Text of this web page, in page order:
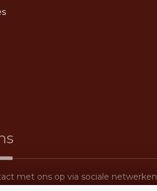
met ons op via sociale netwerken